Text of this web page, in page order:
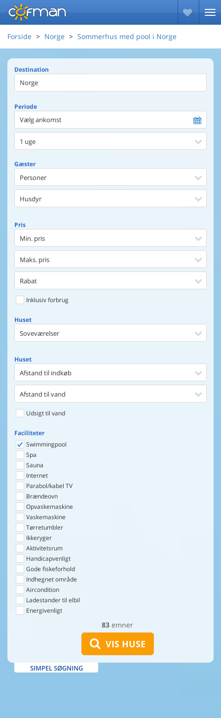
Forside Norge Sommerhus med pool i Norge
Destination
Periode
Vælg ankomst
1 uge
Gæster
Personer
Husdyr
Pris
Min. pris
Maks. pris
Rabat
Inklusiv forbrug
Huset
Soveværelser
83 emner
VIS HUSE
Huset
Afstand til indkøb
Afstand til vand
Udsigt til vand
Faciliteter
Swimmingpool
Spa
Sauna
Internet
Parabol/kabel TV
Brændeovn
Opvaskemaskine
Vaskemaskine
Tørretumbler
Ikkeryger
Aktivitetsrum
Handicapvenligt
Gode fiskeforhold
Indhegnet område
Aircondition
Ladestander til elbil
Energivenligt
SIMPEL SØGNING